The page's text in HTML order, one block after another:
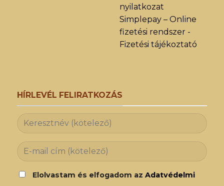
nyilatkozat
Simplepay – Online
fizetési rendszer -
Fizetési tájékoztató
HÍRLEVÉL FELIRATKOZÁS
Elolvastam és elfogadom az Adatvédelmi